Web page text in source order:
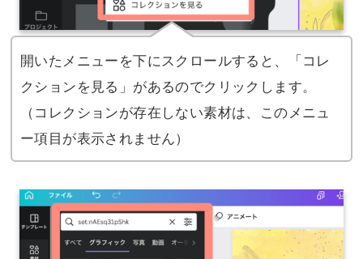
開いたメニューを下にスクロールすると、「コレ
クションを見る」があるのでクリックします。
（コレクションが存在しない素材は、このメニュ
ー項目が表示されません）